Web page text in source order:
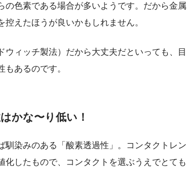
の色素である場合が多いようです。だから金属
えたほうが良いかもしれません。
ィッチ製法）だから大丈夫だといっても、目
あるのです。
かな〜り低い！
馴染みのある「酸素透過性」。コンタクトレン
したもので、コンタクトを選ぶうえでとても